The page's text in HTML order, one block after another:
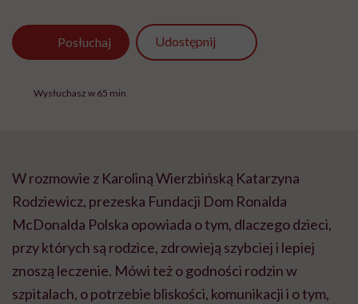
Posłuchaj Udostępnij
Wysłuchasz w 65 min
W rozmowie z Karoliną Wierzbińską Katarzyna
Rodziewicz, prezeska Fundacji Dom Ronalda
McDonalda Polska opowiada o tym, dlaczego dzieci,
przy których są rodzice, zdrowieją szybciej i lepiej
znoszą leczenie. Mówi też o godności rodzin w
szpitalach, o potrzebie bliskości, komunikacji i o tym,